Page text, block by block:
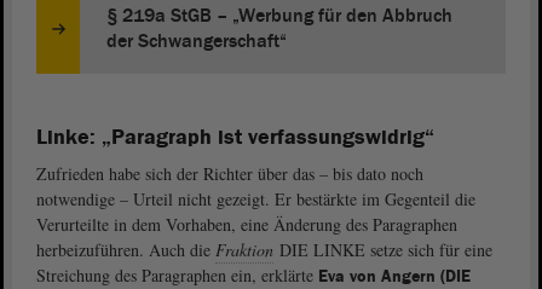
§ 219a StGB – „Werbung für den Abbruch
der Schwangerschaft“
Linke: „Paragraph ist verfassungswidrig“
Zufrieden habe sich der Richter über das – bis dato noch
notwendige – Urteil nicht gezeigt. Er bestärkte im Gegenteil die
Verurteilte in dem Vorhaben, eine Änderung des Paragraphen
herbeizuführen. Auch die Fraktion DIE LINKE setze sich für eine
Streichung des Paragraphen ein, erklärte Eva von Angern (DIE